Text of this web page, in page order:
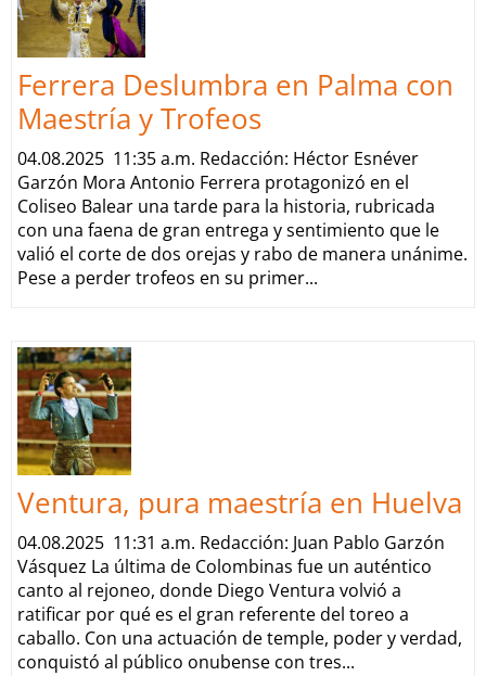
Ferrera Deslumbra en Palma con
Maestría y Trofeos
04.08.2025 11:35 a.m. Redacción: Héctor Esnéver
Garzón Mora Antonio Ferrera protagonizó en el
Coliseo Balear una tarde para la historia, rubricada
con una faena de gran entrega y sentimiento que le
valió el corte de dos orejas y rabo de manera unánime.
Pese a perder trofeos en su primer...
Ventura, pura maestría en Huelva
04.08.2025 11:31 a.m. Redacción: Juan Pablo Garzón
Vásquez La última de Colombinas fue un auténtico
canto al rejoneo, donde Diego Ventura volvió a
ratificar por qué es el gran referente del toreo a
caballo. Con una actuación de temple, poder y verdad,
conquistó al público onubense con tres...